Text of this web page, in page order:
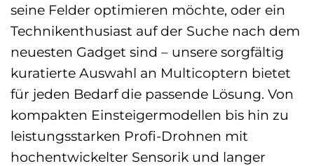
seine Felder optimieren möchte, oder ein
Technikenthusiast auf der Suche nach dem
neuesten Gadget sind – unsere sorgfältig
kuratierte Auswahl an Multicoptern bietet
für jeden Bedarf die passende Lösung. Von
kompakten Einsteigermodellen bis hin zu
leistungsstarken Profi-Drohnen mit
hochentwickelter Sensorik und langer